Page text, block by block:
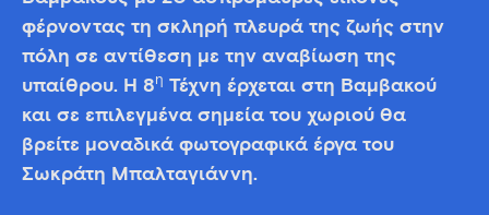
φέρνοντας τη σκληρή πλευρά της ζωής στην
πόλη σε αντίθεση με την αναβίωση της
υπαίθρου. Η 8η Τέχνη έρχεται στη Βαμβακού
και σε επιλεγμένα σημεία του χωριού θα
βρείτε μοναδικά φωτογραφικά έργα του
Σωκράτη Μπαλταγιάννη.